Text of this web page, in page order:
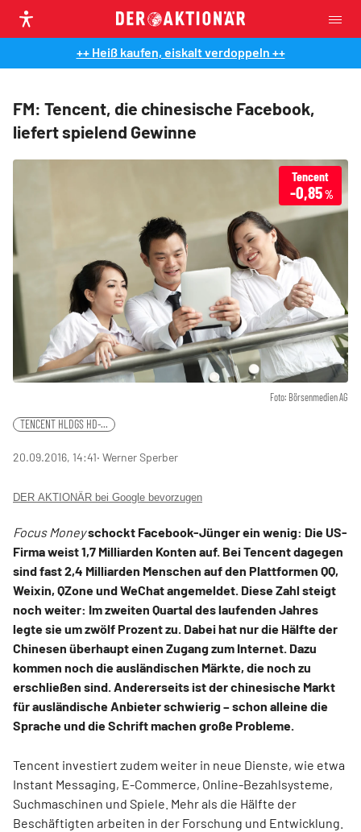
++ Heiß kaufen, eiskalt verdoppeln ++
FM: Tencent, die chinesische Facebook,
liefert spielend Gewinne
Foto: Börsenmedien AG
Tencent
-0,85%
TENCENT HLDGS HD-...
20.09.2016, 14:41‧ Werner Sperber
DER AKTIONÄR bei Google bevorzugen
Focus Moneyschockt Facebook-Jünger ein wenig: Die US-
Firma weist 1,7 Milliarden Konten auf. Bei Tencent dagegen
sind fast 2,4 Milliarden Menschen auf den Plattformen QQ,
Weixin, QZone und WeChat angemeldet. Diese Zahl steigt
noch weiter: Im zweiten Quartal des laufenden Jahres
legte sie um zwölf Prozent zu. Dabei hat nur die Hälfte der
Chinesen überhaupt einen Zugang zum Internet. Dazu
kommen noch die ausländischen Märkte, die noch zu
erschließen sind. Andererseits ist der chinesische Markt
für ausländische Anbieter schwierig – schon alleine die
Sprache und die Schrift machen große Probleme.
Tencent investiert zudem weiter in neue Dienste, wie etwa
Instant Messaging, E-Commerce, Online-Bezahlsysteme,
Suchmaschinen und Spiele. Mehr als die Hälfte der
Beschäftigten arbeiten in der Forschung und Entwicklung.